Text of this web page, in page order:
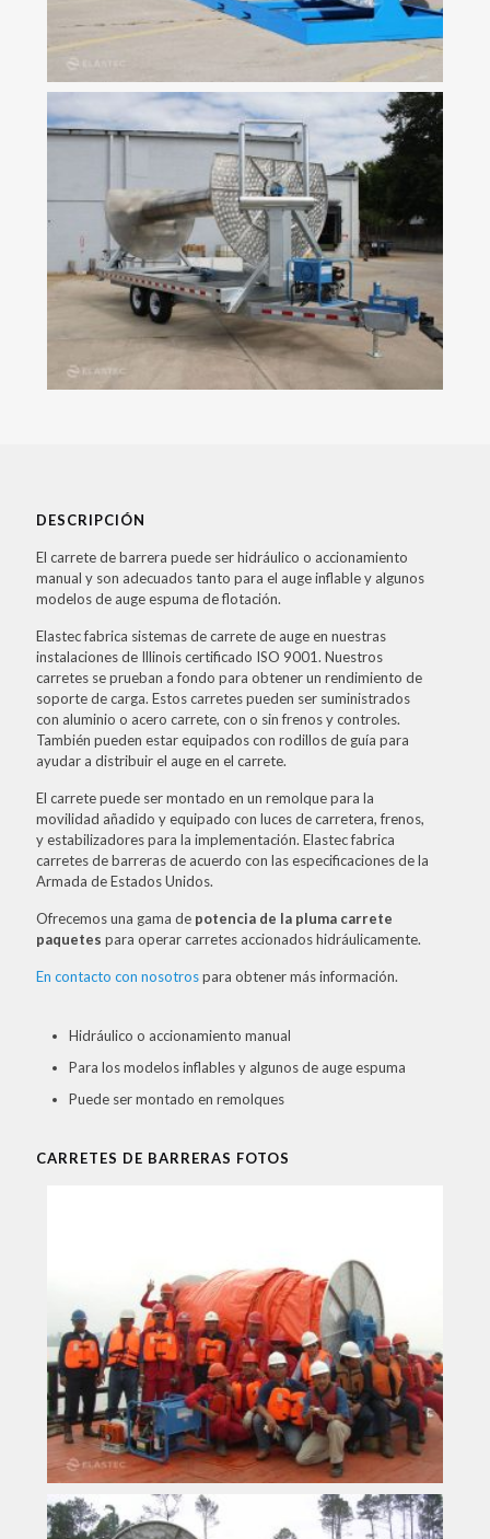
DESCRIPCIÓN
El carrete de barrera puede ser hidráulico o accionamiento
manual y son adecuados tanto para el auge inflable y algunos
modelos de auge espuma de flotación.
Elastec fabrica sistemas de carrete de auge en nuestras
instalaciones de Illinois certificado ISO 9001. Nuestros
carretes se prueban a fondo para obtener un rendimiento de
soporte de carga. Estos carretes pueden ser suministrados
con aluminio o acero carrete, con o sin frenos y controles.
También pueden estar equipados con rodillos de guía para
ayudar a distribuir el auge en el carrete.
El carrete puede ser montado en un remolque para la
movilidad añadido y equipado con luces de carretera, frenos,
y estabilizadores para la implementación. Elastec fabrica
carretes de barreras de acuerdo con las especificaciones de la
Armada de Estados Unidos.
Ofrecemos una gama de potencia de la pluma carrete
paquetes para operar carretes accionados hidráulicamente.
En contacto con nosotrospara obtener más información.
Hidráulico o accionamiento manual
Para los modelos inflables y algunos de auge espuma
Puede ser montado en remolques
CARRETES DE BARRERAS FOTOS